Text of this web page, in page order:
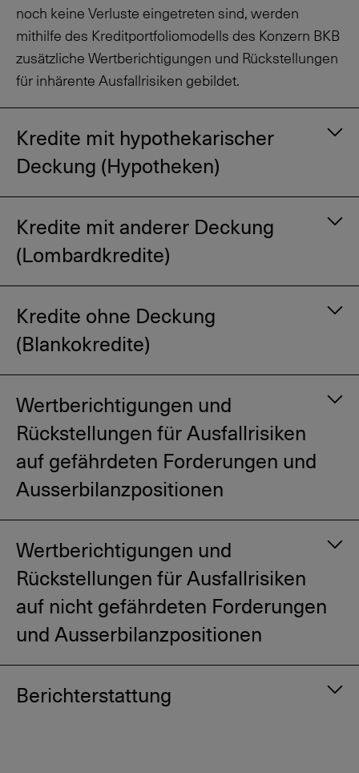
noch keine Verluste eingetreten sind, werden
mithilfe des Kreditportfoliomodells des Konzern BKB
zusätzliche Wertberichtigungen und Rückstellungen
für inhärente Ausfallrisiken gebildet.
Kredite mit hypothekarischer
Deckung (Hypotheken)
Kredite mit anderer Deckung
(Lombardkredite)
Kredite ohne Deckung
(Blankokredite)
Wertberichtigungen und
Rückstellungen für Ausfallrisiken
auf gefährdeten Forderungen und
Ausserbilanzpositionen
Wertberichtigungen und
Rückstellungen für Ausfallrisiken
auf nicht gefährdeten Forderungen
und Ausserbilanzpositionen
Berichterstattung